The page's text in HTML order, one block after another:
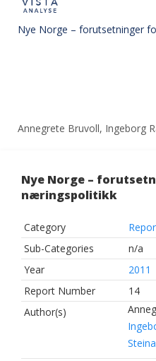
Nye Norge – forutsetninger
Annegrete Bruvoll, Ingeborg
Nye Norge –
næringspolitikk
Category
Sub-Categories
n/a
Year
2011
Report Number
14
Author(s)